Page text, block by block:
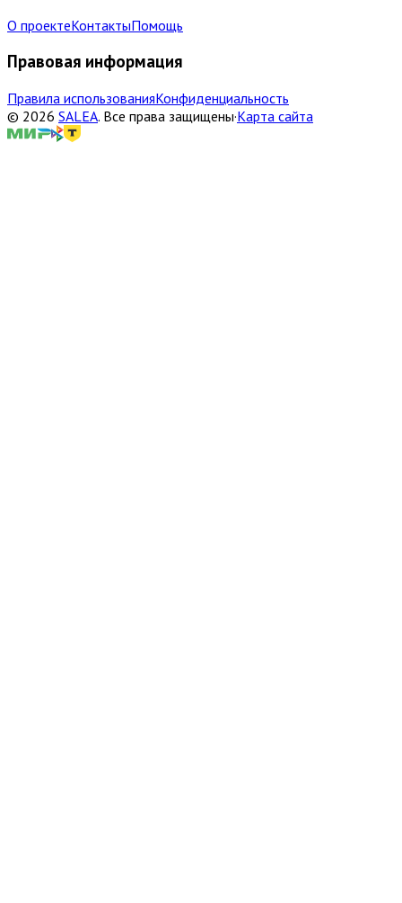
О проектеКонтактыПомощь
Правовая информация
Правила использованияКонфиденциальность
© 2026 SALEA. Все права защищены·Карта сайта